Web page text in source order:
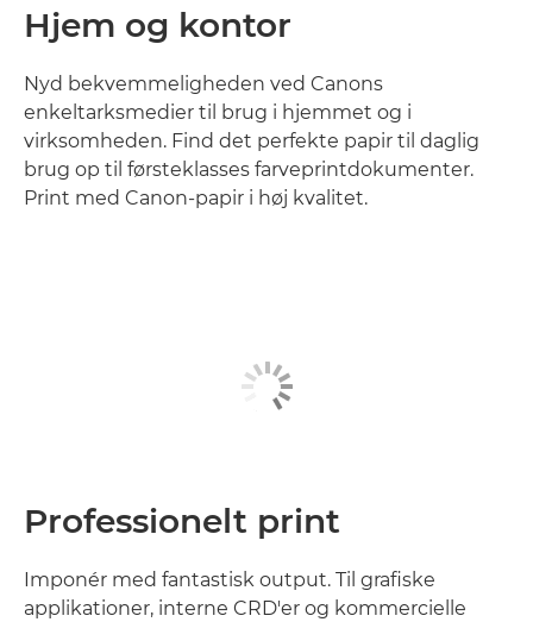
Hjem og kontor
Nyd bekvemmeligheden ved Canons
enkeltarksmedier til brug i hjemmet og i
virksomheden. Find det perfekte papir til daglig
brug op til førsteklasses farveprintdokumenter.
Print med Canon-papir i høj kvalitet.
Professionelt print
Imponér med fantastisk output. Til grafiske
applikationer, interne CRD'er og kommercielle